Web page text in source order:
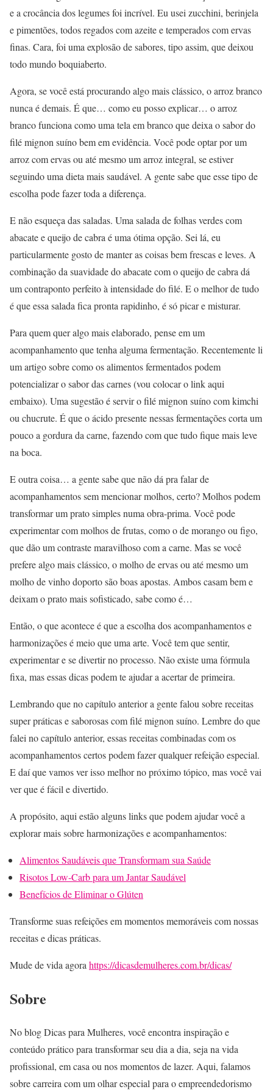
e a crocância dos legumes foi incrível. Eu usei zucchini, berinjela
e pimentões, todos regados com azeite e temperados com ervas
finas. Cara, foi uma explosão de sabores, tipo assim, que deixou
todo mundo boquiaberto.
Agora, se você está procurando algo mais clássico, o arroz branco
nunca é demais. É que… como eu posso explicar… o arroz
branco funciona como uma tela em branco que deixa o sabor do
filé mignon suíno bem em evidência. Você pode optar por um
arroz com ervas ou até mesmo um arroz integral, se estiver
seguindo uma dieta mais saudável. A gente sabe que esse tipo de
escolha pode fazer toda a diferença.
E não esqueça das saladas. Uma salada de folhas verdes com
abacate e queijo de cabra é uma ótima opção. Sei lá, eu
particularmente gosto de manter as coisas bem frescas e leves. A
combinação da suavidade do abacate com o queijo de cabra dá
um contraponto perfeito à intensidade do filé. E o melhor de tudo
é que essa salada fica pronta rapidinho, é só picar e misturar.
Para quem quer algo mais elaborado, pense em um
acompanhamento que tenha alguma fermentação. Recentemente li
um artigo sobre como os alimentos fermentados podem
potencializar o sabor das carnes (vou colocar o link aqui
embaixo). Uma sugestão é servir o filé mignon suíno com kimchi
ou chucrute. É que o ácido presente nessas fermentações corta um
pouco a gordura da carne, fazendo com que tudo fique mais leve
na boca.
E outra coisa… a gente sabe que não dá pra falar de
acompanhamentos sem mencionar molhos, certo? Molhos podem
transformar um prato simples numa obra-prima. Você pode
experimentar com molhos de frutas, como o de morango ou figo,
que dão um contraste maravilhoso com a carne. Mas se você
prefere algo mais clássico, o molho de ervas ou até mesmo um
molho de vinho doporto são boas apostas. Ambos casam bem e
deixam o prato mais sofisticado, sabe como é…
Então, o que acontece é que a escolha dos acompanhamentos e
harmonizações é meio que uma arte. Você tem que sentir,
experimentar e se divertir no processo. Não existe uma fórmula
fixa, mas essas dicas podem te ajudar a acertar de primeira.
Lembrando que no capítulo anterior a gente falou sobre receitas
super práticas e saborosas com filé mignon suíno. Lembre do que
falei no capítulo anterior, essas receitas combinadas com os
acompanhamentos certos podem fazer qualquer refeição especial.
E daí que vamos ver isso melhor no próximo tópico, mas você vai
ver que é fácil e divertido.
A propósito, aqui estão alguns links que podem ajudar você a
explorar mais sobre harmonizações e acompanhamentos:
Alimentos Saudáveis que Transformam sua Saúde
Risotos Low-Carb para um Jantar Saudável
Benefícios de Eliminar o Glúten
Transforme suas refeições em momentos memoráveis com nossas
receitas e dicas práticas.
Mude de vida agorahttps://dicasdemulheres.com.br/dicas/
Sobre
No blog Dicas para Mulheres, você encontra inspiração e
conteúdo prático para transformar seu dia a dia, seja na vida
profissional, em casa ou nos momentos de lazer. Aqui, falamos
sobre carreira com um olhar especial para o empreendedorismo